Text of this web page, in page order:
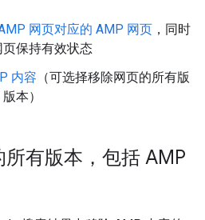
网页对应的 AMP 网页 ，同时
保持有效状态
内容 （可选择移除网页的所有版
本）
有版本，包括 AMP